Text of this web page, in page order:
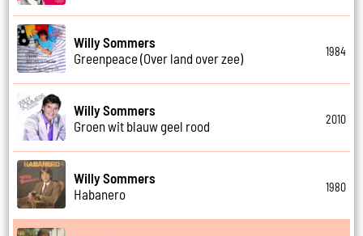
Willy Sommers
Greenpeace (Over land over zee)
1984
Willy Sommers
Groen wit blauw geel rood
2010
Willy Sommers
Habanero
1980